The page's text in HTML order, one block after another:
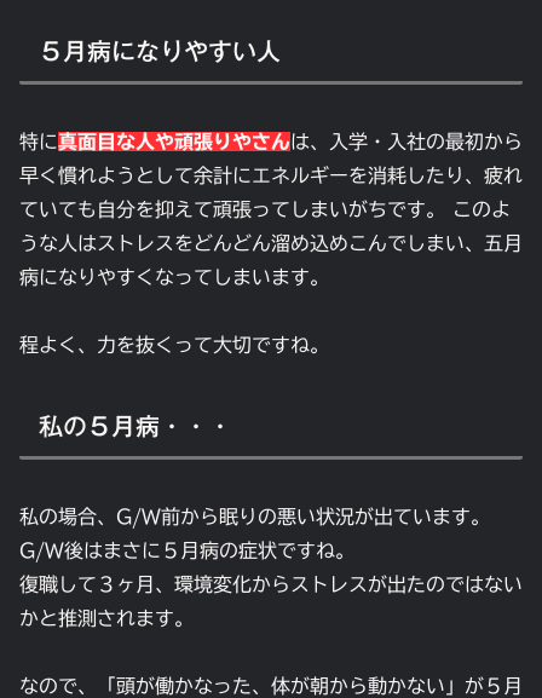
５月病になりやすい人
特に真面目な人や頑張りやさんは、入学・入社の最初から
早く慣れようとして余計にエネルギーを消耗したり、疲れ
ていても自分を抑えて頑張ってしまいがちです。 このよ
うな人はストレスをどんどん溜め込めこんでしまい、五月
病になりやすくなってしまいます。
程よく、力を抜くって大切ですね。
私の５月病・・・
私の場合、G/W前から眠りの悪い状況が出ています。
G/W後はまさに５月病の症状ですね。
復職して３ヶ月、環境変化からストレスが出たのではない
かと推測されます。
なので、「頭が働かなった、体が朝から動かない」が５月